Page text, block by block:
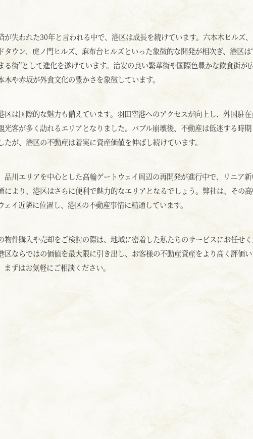
が失われた30年と言われる中で、港区は成長を続けています。六本木ヒルズ
タウン、虎ノ門ヒルズ、麻布台ヒルズといった象徴的な開発が相次ぎ、港区は
る街”として進化を遂げています。治安の良い繁華街や国際色豊かな飲食街が
木や赤坂が外食文化の豊かさを象徴しています。
区は国際的な魅力も備えています。羽田空港へのアクセスが向上し、外国駐
光客が多く訪れるエリアとなりました。バブル崩壊後、不動産は低迷する時
たが、港区の不動産は着実に資産価値を伸ばし続けています。
品川エリアを中心とした高輪ゲートウェイ周辺の再開発が進行中で、リニア
により、港区はさらに便利で魅力的なエリアとなるでしょう。弊社は、その
ェイ近隣に位置し、港区の不動産事情に精通しています。
物件購入や売却をご検討の際は、地域に密着した私たちのサービスにお任せ
区ならではの価値を最大限に引き出し、お客様の不動産資産をより高く評価
まずはお気軽にご相談ください。